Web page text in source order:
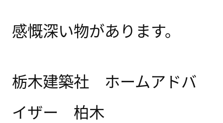
感慨深い物があります。
栃木建築社 ホームアドバ
イザー 柏木